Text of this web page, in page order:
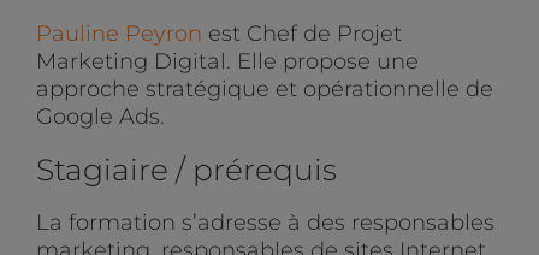
Pauline Peyron est Chef de Projet
Marketing Digital. Elle propose une
approche stratégique et opérationnelle de
Google Ads.
Stagiaire / prérequis
La formation s’adresse à des responsables